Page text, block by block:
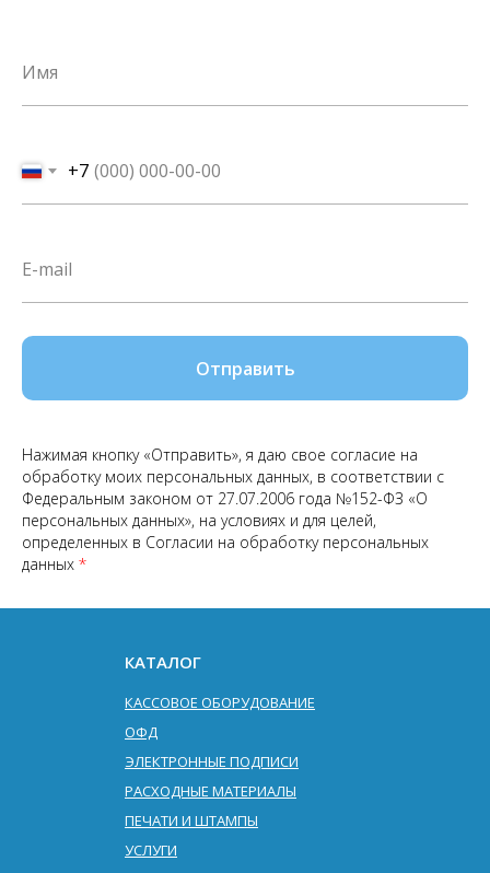
+7
Отправить
Нажимая кнопку «Отправить», я даю свое согласие на
обработку моих персональных данных, в соответствии с
Федеральным законом от 27.07.2006 года №152-ФЗ «О
персональных данных», на условиях и для целей,
определенных в Согласии на обработку персональных
данных *
КАТАЛОГ
КАССОВОЕ ОБОРУДОВАНИЕ
ОФД
ЭЛЕКТРОННЫЕ ПОДПИСИ
РАСХОДНЫЕ МАТЕРИАЛЫ
ПЕЧАТИ И ШТАМПЫ
УСЛУГИ